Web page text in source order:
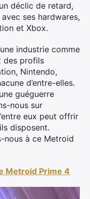
déclic de retard,
ses hardwares,
et Xbox.
industrie comme
des profils
Nintendo,
d’entre-elles.
guéguerre
nous sur
eux peut offrir
disposent.
nous à ce Metroid
Metroid Prime 4